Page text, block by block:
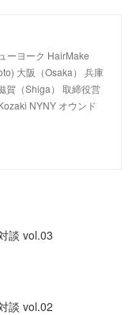
ーヨーク HairMake
大阪（Osaka） 兵庫
賀（Shiga） 取締役営
NYNY オウンド
談 vol.03
談 vol.02